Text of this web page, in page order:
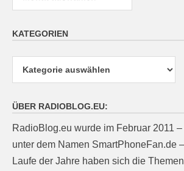
KATEGORIEN
ÜBER RADIOBLOG.EU:
RadioBlog.eu wurde im Februar 2011
unter dem Namen SmartPhoneFan.de
Laufe der Jahre haben sich die